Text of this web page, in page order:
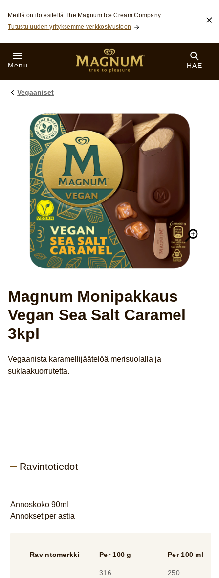
Skip to:
Meillä on ilo esitellä The Magnum Ice Cream Company.
Tutustu uuden yrityksemme verkkosivustoon
Menu HAE
Vegaaniset
Magnum Monipakkaus
Vegan Sea Salt Caramel
3kpl
Vegaanista karamellijäätelöä merisuolalla ja
suklaakuorrutetta.
Ravintotiedot
Annoskoko 90ml
Annokset per astia
Ravintomerkki Per 100 g Per 100 ml
316
250